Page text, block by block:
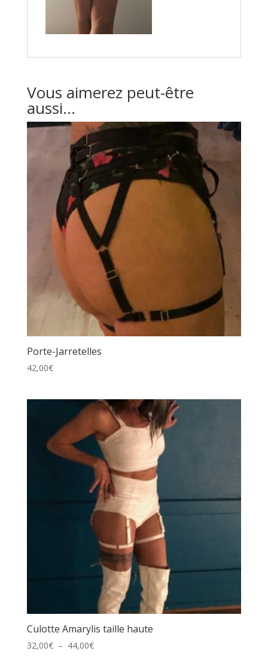
Vous aimerez peut-être
aussi…
Porte-Jarretelles
42,00€
Culotte Amarylis taille haute
32,00€ – 44,00€Plage